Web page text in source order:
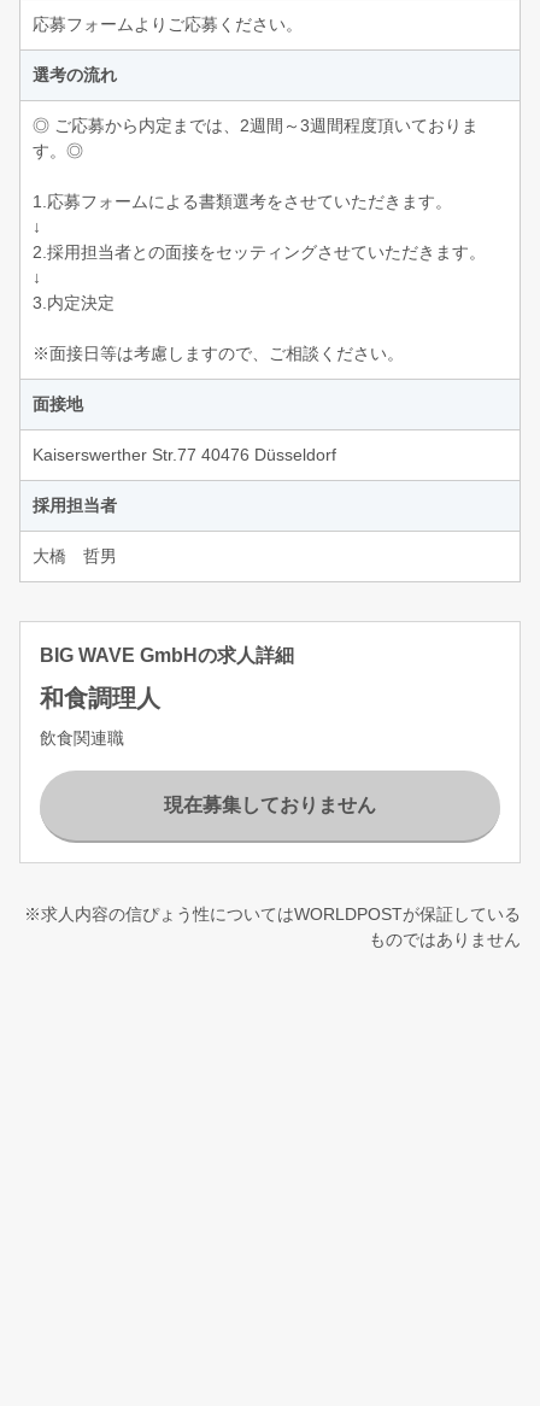
応募フォームよりご応募ください。
選考の流れ
◎ ご応募から内定までは、2週間～3週間程度頂いておりま
す。◎
1.応募フォームによる書類選考をさせていただきます。
↓
2.採用担当者との面接をセッティングさせていただきます。
↓
3.内定決定
※面接日等は考慮しますので、ご相談ください。
面接地
Kaiserswerther Str.77 40476 Düsseldorf
採用担当者
大橋 哲男
BIG WAVE GmbHの求人詳細
和食調理人
飲食関連職
現在募集しておりません
※求人内容の信ぴょう性についてはWORLDPOSTが保証している
ものではありません